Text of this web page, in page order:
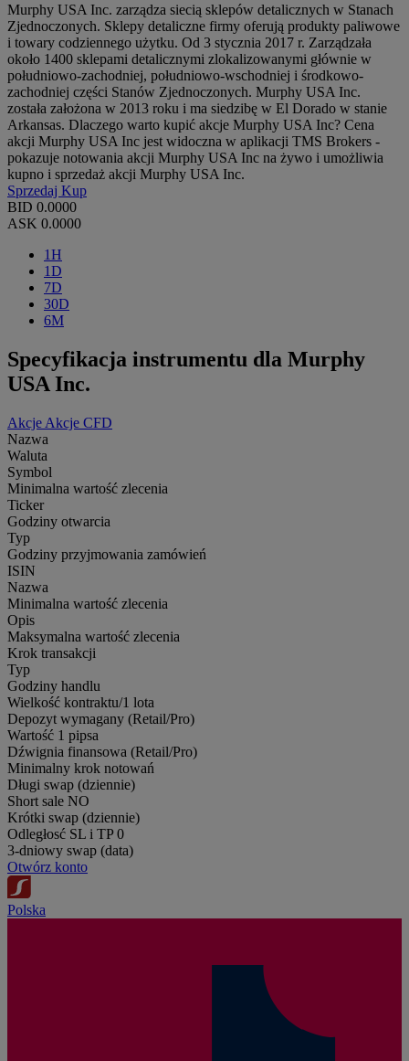
Murphy USA Inc. zarządza siecią sklepów detalicznych w Stanach
Zjednoczonych. Sklepy detaliczne firmy oferują produkty paliwowe
i towary codziennego użytku. Od 3 stycznia 2017 r. Zarządzała
około 1400 sklepami detalicznymi zlokalizowanymi głównie w
południowo-zachodniej, południowo-wschodniej i środkowo-
zachodniej części Stanów Zjednoczonych. Murphy USA Inc.
została założona w 2013 roku i ma siedzibę w El Dorado w stanie
Arkansas. Dlaczego warto kupić akcje Murphy USA Inc? Cena
akcji Murphy USA Inc jest widoczna w aplikacji TMS Brokers -
pokazuje notowania akcji Murphy USA Inc na żywo i umożliwia
kupno i sprzedaż akcji Murphy USA Inc.
Sprzedaj Kup
BID 0.0000
ASK 0.0000
1H
1D
7D
30D
6M
Specyfikacja instrumentu dla Murphy
USA Inc.
Akcje Akcje CFD
Nazwa
Waluta
Symbol
Minimalna wartość zlecenia
Ticker
Godziny otwarcia
Typ
Godziny przyjmowania zamówień
ISIN
Nazwa
Minimalna wartość zlecenia
Opis
Maksymalna wartość zlecenia
Krok transakcji
Typ
Godziny handlu
Wielkość kontraktu/1 lota
Depozyt wymagany (Retail/Pro)
Wartość 1 pipsa
Dźwignia finansowa (Retail/Pro)
Minimalny krok notowań
Długi swap (dziennie)
Short sale NO
Krótki swap (dziennie)
Odległosć SL i TP 0
3-dniowy swap (data)
Otwórz konto
Polska